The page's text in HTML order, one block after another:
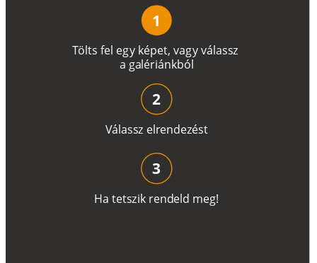
Tölts fel egy képet, vagyválassz
a galériánkból
1
Válassz elrendezést
2
Ha tetszik rendeld meg!
3